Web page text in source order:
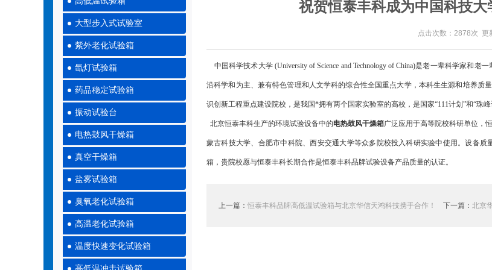
大型步入式试验室
紫外老化试验箱
氙灯试验箱
药品稳定试验箱
振动试验台
电热鼓风干燥箱
真空干燥箱
盐雾试验箱
臭氧老化试验箱
高温老化试验箱
温度快速变化试验箱
祝贺恒泰丰科成为中国科技
点击次数：2878次 更
中国科学技术大学 (University of Science and Technology of China)是老一辈科学家和
沿科学和为主、兼有特色管理和人文学科的综合性全国重点大学，本科生生源和培养质
识创新工程重点建设院校，是我国*拥有两个国家实验室的高校，是国家“111计划”和“珠峰
北京恒泰丰科生产的环境试验设备中的电热鼓风干燥箱广泛应用于高等院校科研单位，
蒙古科技大学、合肥市中科院、西安交通大学等众多院校投入科研实验中使用。设备
箱，贵院校愿与恒泰丰科长期合作是恒泰丰科品牌试验设备产品质量的认证。
上一篇： 恒泰丰科品牌高低温试验箱与北京华信天鸿科技携手合作！ 下一篇： 北京